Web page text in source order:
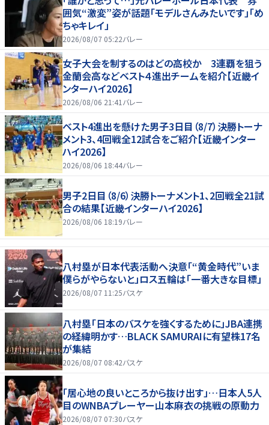
囲気“激変”姿が話題「モデルさんみたいです」「め
ちゃキレイ」
2026/08/07 05:22バレー
女子大会を制するのはどの高校か 3連覇を狙う
金蘭会高などベスト４進出チームを紹介【近畿イ
ンターハイ2026】
2026/08/06 21:41 バレー
ベスト4進出を懸けた男子3日目（8/7）決勝トーナ
メント3、4回戦全12試合をご紹介【近畿インター
ハイ2026】
2026/08/06 18:44バレー
男子2日目（8/6）決勝トーナメント1、2回戦全21試
合の結果【近畿インターハイ2026】
2026/08/06 18:19バレー
八村塁が日本代表活動へ決意「“黄金時代”いま
僕らがやらないと」ロス五輪は「一番大きな目標」
2026/08/07 11:25バスケ
八村塁「日本のバスケを強くするために」JBA連携
の経緯明かす…BLACK SAMURAIに有望株17名
が集結
2026/08/07 08:42バスケ
「居心地の良いところから抜け出す」…日本人5人
目のWNBAプレーヤー山本麻衣の挑戦の原動力
2026/08/07 07:30バスケ